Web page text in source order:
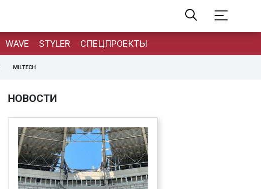
WAVE STYLER СПЕЦПРОЕКТЫ
MILTECH
НОВОСТИ